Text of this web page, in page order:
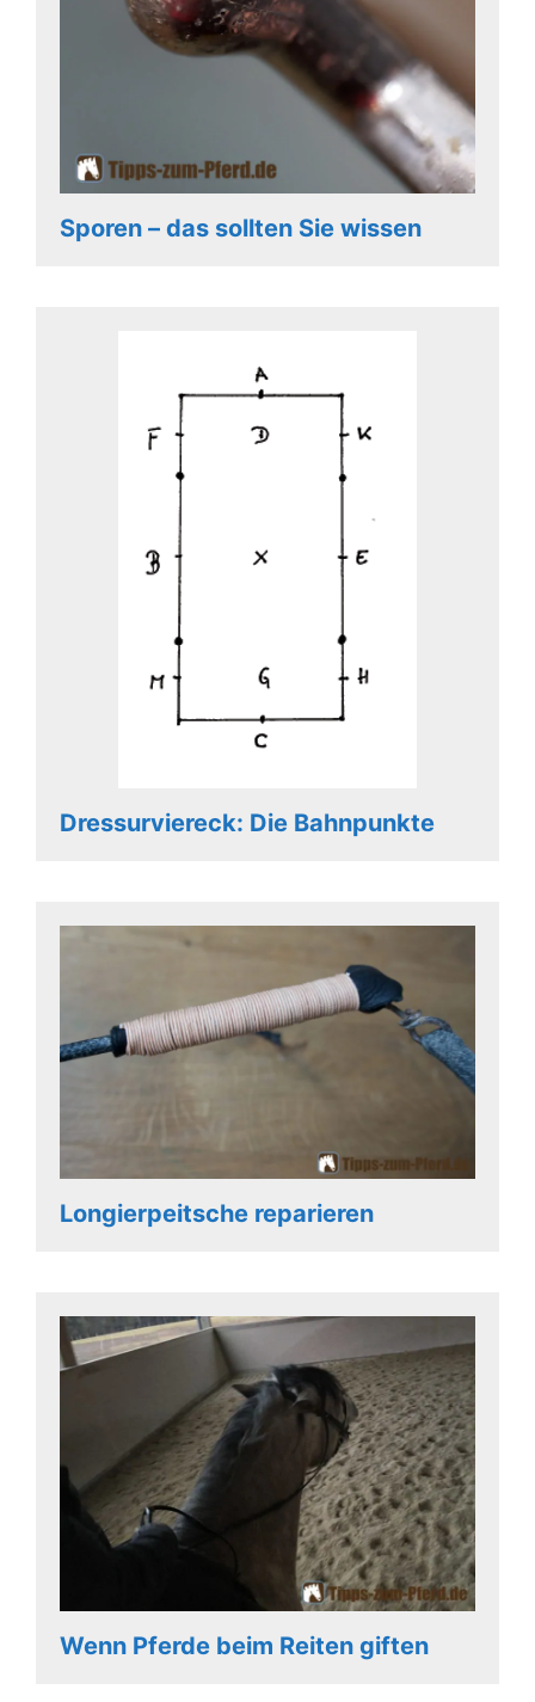
Sporen – das sollten Sie wissen
Dressurviereck: Die Bahnpunkte
Longierpeitsche reparieren
Wenn Pferde beim Reiten giften